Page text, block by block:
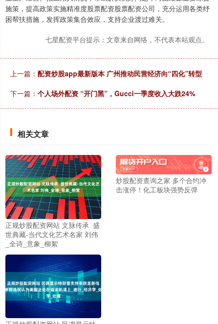
施策，提高政策实施精准度股票配资股票配资公司，充分运用各类纾
困帮扶措施，发挥政策集合效应，支持企业渡过难关。
七星配资平台提示：文章来自网络，不代表本站观点。
上一篇： 配资炒股app最新版本 广州推动民营经济向“四化”转型
下一篇： 个人场外配资 “开门黑”，Gucci一季度收入大跌24%
相关文章
正规炒股配资网站 文脉传承 盛
世典藏-当代文化艺术名家 刘伟
_全诗_意象_柳絮
炒股配资查询之家 多个合约冲
击涨停！化工板块强势反弹